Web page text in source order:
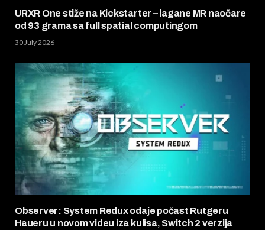
URXR One stiže na Kickstarter – lagane MR naočare
od 93 grama sa full spatial computingom
30 July 2026
Observer: System Redux odaje počast Rutgeru
Haueru u novom videu iza kulisa, Switch 2 verzija